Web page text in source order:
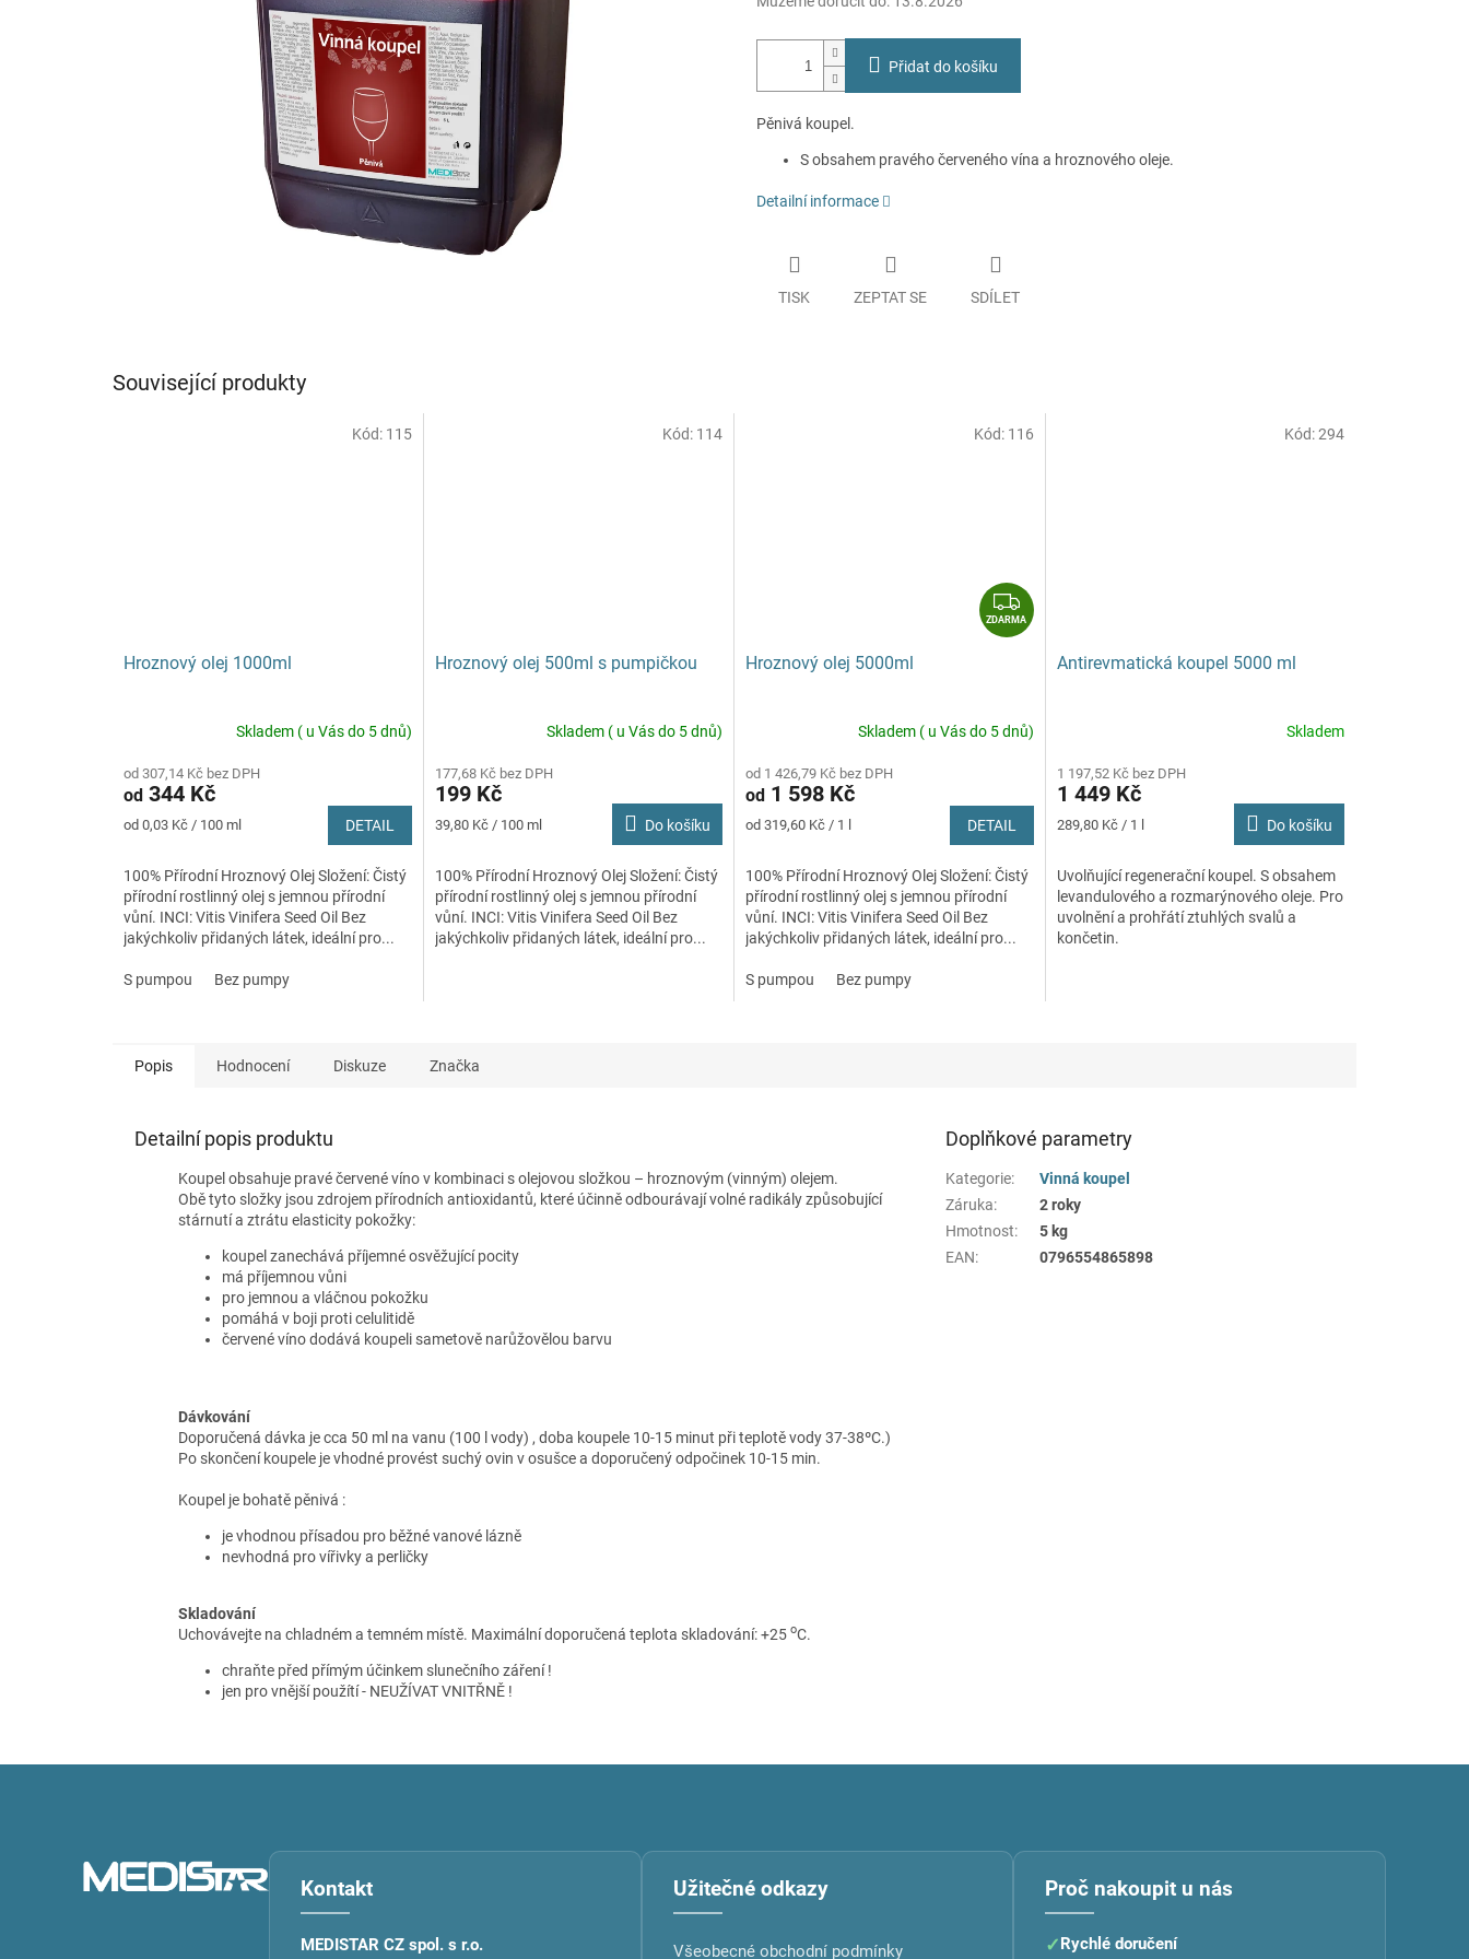
Přidat do košíku
Pěnivá koupel.
S obsahem pravého červeného vína a hroznového oleje.
Detailní informace
TISK ZEPTAT SE SDÍLET
Související produkty
Hroznový olej 1000ml
Skladem ( u Vás do 5 dnů)
od 307,14 Kč bez DPH
od 344 Kč
Měrná
od 0,03 Kč / 100 ml DETAIL
100% Přírodní Hroznový Olej Složení: Čistý
přírodní rostlinný olej s jemnou přírodní
vůní. INCI: Vitis Vinifera Seed Oil Bez
jakýchkoliv přidaných látek, ideální pro...
S pumpou Bez pumpy
Kód: 115
Hroznový olej 500ml s pumpičkou
Skladem ( u Vás do 5 dnů)
177,68 Kč bez DPH
199 Kč
Měrná
39,80 Kč / 100 ml Do košíku
100% Přírodní Hroznový Olej Složení: Čistý
přírodní rostlinný olej s jemnou přírodní
vůní. INCI: Vitis Vinifera Seed Oil Bez
jakýchkoliv přidaných látek, ideální pro...
Kód: 114
Z
D
A
ZDARMA
Hroznový olej 5000ml
Skladem ( u Vás do 5 dnů)
od 1 426,79 Kč bez DPH
od 1 598 Kč
Měrná
od 319,60 Kč / 1 l DETAIL
100% Přírodní Hroznový Olej Složení: Čistý
přírodní rostlinný olej s jemnou přírodní
vůní. INCI: Vitis Vinifera Seed Oil Bez
jakýchkoliv přidaných látek, ideální pro...
S pumpou Bez pumpy
Kód: 116
Antirevmatická koupel 5000 ml
produktu
5,0
hvězdiček.
Skladem
1 197,52 Kč bez DPH
1 449 Kč
Měrná
289,80 Kč / 1 l Do košíku
Uvolňující regenerační koupel. S obsahem
levandulového a rozmarýnového oleje. Pro
uvolnění a prohřátí ztuhlých svalů a
končetin.
Kód:294
Popis Hodnocení Diskuze Značka
Detailní popis produktu
Koupel obsahuje pravé červené víno v kombinaci s olejovou složkou – hroznovým (vinným) olejem.
Obě tyto složky jsou zdrojem přírodních antioxidantů, které účinně odbourávají volné radikály způsobující
stárnutí a ztrátu elasticity pokožky:
koupel zanechává příjemné osvěžující pocity
má příjemnou vůni
pro jemnou a vláčnou pokožku
pomáhá v boji proti celulitidě
červené víno dodává koupeli sametově narůžovělou barvu
Dávkování
Doporučená dávka je cca 50 ml na vanu (100 l vody) , doba koupele 10-15 minut při teplotě vody 37-38ºC.)
Po skončení koupele je vhodné provést suchý ovin v osušce a doporučený odpočinek 10-15 min.
Koupel je bohatě pěnivá :
je vhodnou přísadou pro běžné vanové lázně
nevhodná pro vířivky a perličky
Skladování
Uchovávejte na chladném a temném místě. Maximální doporučená teplota skladování: +25 oC.
chraňte před přímým účinkem slunečního záření !
jen pro vnější použítí - NEUŽÍVAT VNITŘNĚ !
Doplňkové parametry
Kategorie:
Vinná koupel
Záruka:
2 roky
Hmotnost:
5 kg
EAN: 0796554865898
Kontakt
MEDISTAR CZ spol. s r.o.
Užitečné odkazy
Všeobecné obchodní podmínky
Proč nakoupit u nás
✓Rychlé doručení